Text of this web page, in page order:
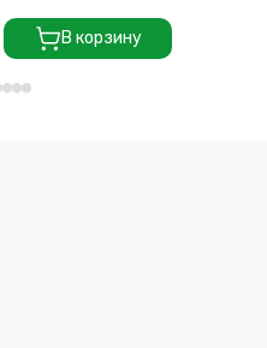
В корзину